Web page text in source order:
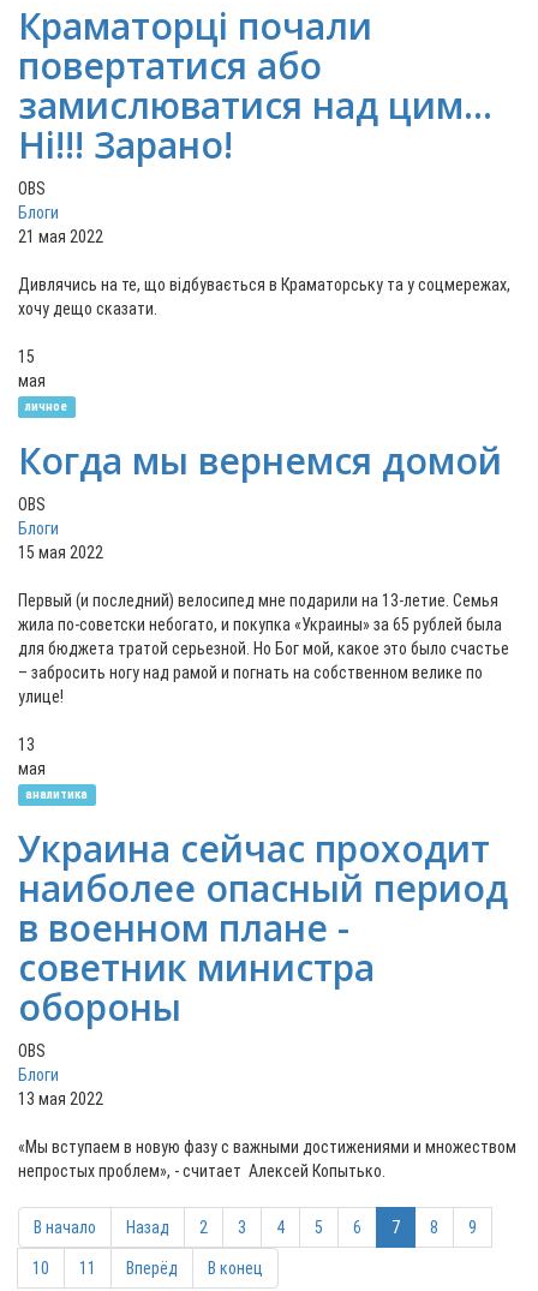
Краматорці почали
повертатися або
замислюватися над цим...
Ні!!! Зарано!
OBS
Блоги
21 мая 2022
Дивлячись на те, що відбувається в Краматорську та у соцмережах,
хочу дещо сказати.
15
мая
личное
Когда мы вернемся домой
OBS
Блоги
15 мая 2022
Первый (и последний) велосипед мне подарили на 13-летие. Семья
жила по-советски небогато, и покупка «Украины» за 65 рублей была
для бюджета тратой серьезной. Но Бог мой, какое это было счастье
– забросить ногу над рамой и погнать на собственном велике по
улице!
13
мая
аналитика
Украина сейчас проходит
наиболее опасный период
в военном плане -
cоветник министра
обороны
OBS
Блоги
13 мая 2022
«Мы вступаем в новую фазу с важными достижениями и множеством
непростых проблем», - считает Алексей Копытько.
В начало Назад 2 3 4 5 6 7 8 9
10 11 Вперёд В конец